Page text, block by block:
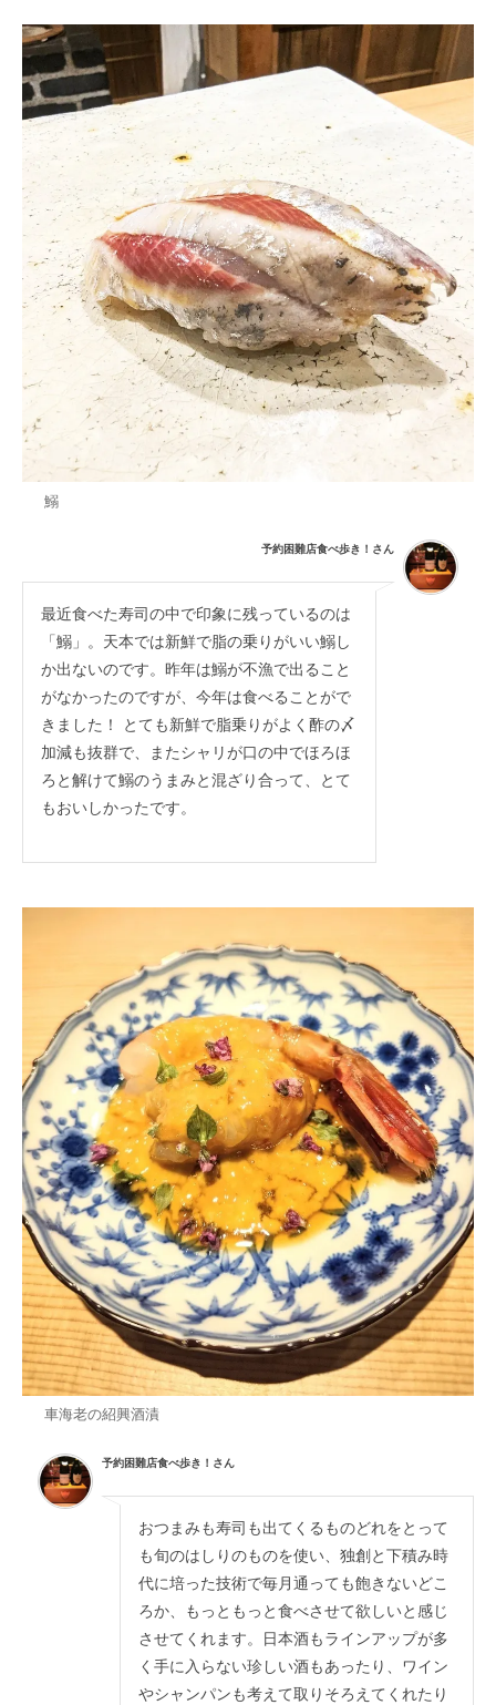
鰯
予約困難店食べ歩き！さん
最近食べた寿司の中で印象に残っているのは
「鰯」。天本では新鮮で脂の乗りがいい鰯し
か出ないのです。昨年は鰯が不漁で出ること
がなかったのですが、今年は食べることがで
きました！ とても新鮮で脂乗りがよく酢の〆
加減も抜群で、またシャリが口の中でほろほ
ろと解けて鰯のうまみと混ざり合って、とて
もおいしかったです。
車海老の紹興酒漬
予約困難店食べ歩き！さん
おつまみも寿司も出てくるものどれをとって
も旬のはしりのものを使い、独創と下積み時
代に培った技術で毎月通っても飽きないどこ
ろか、もっともっと食べさせて欲しいと感じ
させてくれます。日本酒もラインアップが多
く手に入らない珍しい酒もあったり、ワイン
やシャンパンも考えて取りそろえてくれたり